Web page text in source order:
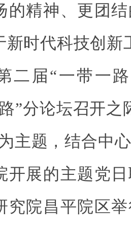
的精神、更团
新时代科技创新
二届“一带一
”分论坛召开之
主题，结合中
开展的主题党
究院昌平院区